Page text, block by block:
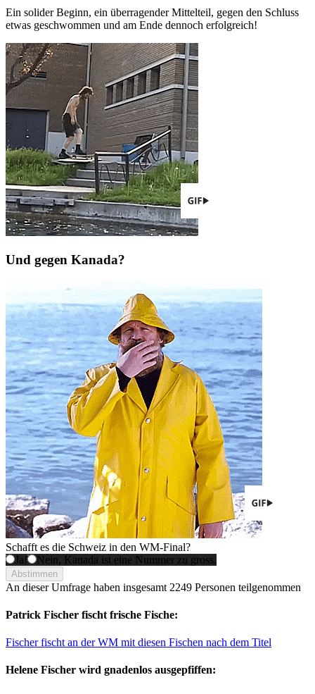
Ein solider Beginn, ein überragender Mittelteil, gegen den Schluss
etwas geschwommen und am Ende dennoch erfolgreich!
Und gegen Kanada?
Schafft es die Schweiz in den WM-Final?
Ja!
Nein, Kanada ist eine Nummer zu gross.
Abstimmen
An dieser Umfrage haben insgesamt 2249 Personen teilgenommen
Patrick Fischer fischt frische Fische:
Fischer fischt an der WM mit diesen Fischen nach dem Titel
Helene Fischer wird gnadenlos ausgepfiffen: